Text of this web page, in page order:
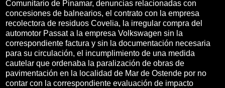
Comunitario de Pinamar, denuncias relacionadas con
concesiones de balnearios, el contrato con la empresa
recolectora de residuos Covelia, la irregular compra del
automotor Passat a la empresa Volkswagen sin la
correspondiente factura y sin la documentación necesaria
para su circulación, el incumplimiento de una medida
cautelar que ordenaba la paralización de obras de
pavimentación en la localidad de Mar de Ostende por no
contar con la correspondiente evaluación de impacto